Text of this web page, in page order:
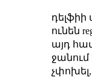
դելֆիի
ունեն
այդ